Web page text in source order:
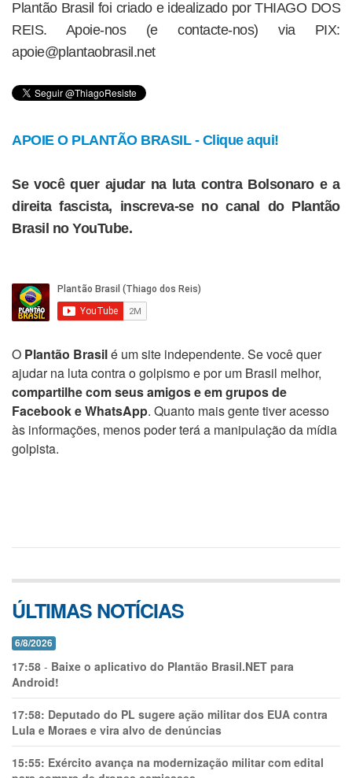
Plantão Brasil foi criado e idealizado por THIAGO DOS
REIS. Apoie-nos (e contacte-nos) via PIX:
apoie@plantaobrasil.net
APOIE O PLANTÃO BRASIL - Clique aqui!
Se você quer ajudar na luta contra Bolsonaro e a
direita fascista, inscreva-se no canal do Plantão
Brasil no YouTube.
O Plantão Brasilé um site independente. Se você quer
ajudar na luta contra o golpismo e por um Brasil melhor,
compartilhe com seus amigos e em grupos de
Facebook e WhatsApp. Quanto mais gente tiver acesso
às informações, menos poder terá a manipulação da mídia
golpista.
ÚLTIMAS NOTÍCIAS
6/8/2026
17:58 - Baixe o aplicativo do Plantão Brasil.NET para
Android!
17:58: Deputado do PL sugere ação militar dos EUA contra
Lula e Moraes e vira alvo de denúncias
15:55: Exército avança na modernização militar com edital